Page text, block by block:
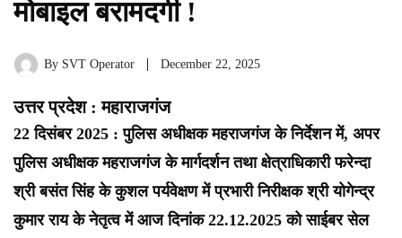
मोबाइल बरामदगी !
By SVT Operator December 22, 2025
उत्तर प्रदेश : महाराजगंज
22 दिसंबर 2025 : पुलिस अधीक्षक महराजगंज के निर्देशन में, अपर
पुलिस अधीक्षक महराजगंज के मार्गदर्शन तथा क्षेत्राधिकारी फरेन्दा
श्री बसंत सिंह के कुशल पर्यवेक्षण में प्रभारी निरीक्षक श्री योगेन्द्र
कुमार राय के नेतृत्व में आज दिनांक 22.12.2025 को साईबर सेल